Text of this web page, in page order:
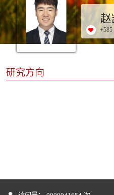
赵
+585
研究方向